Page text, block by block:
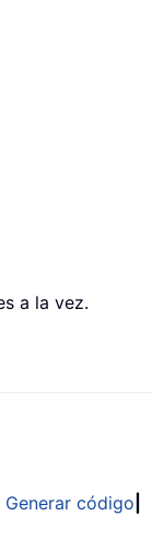
a la vez.
Generar código